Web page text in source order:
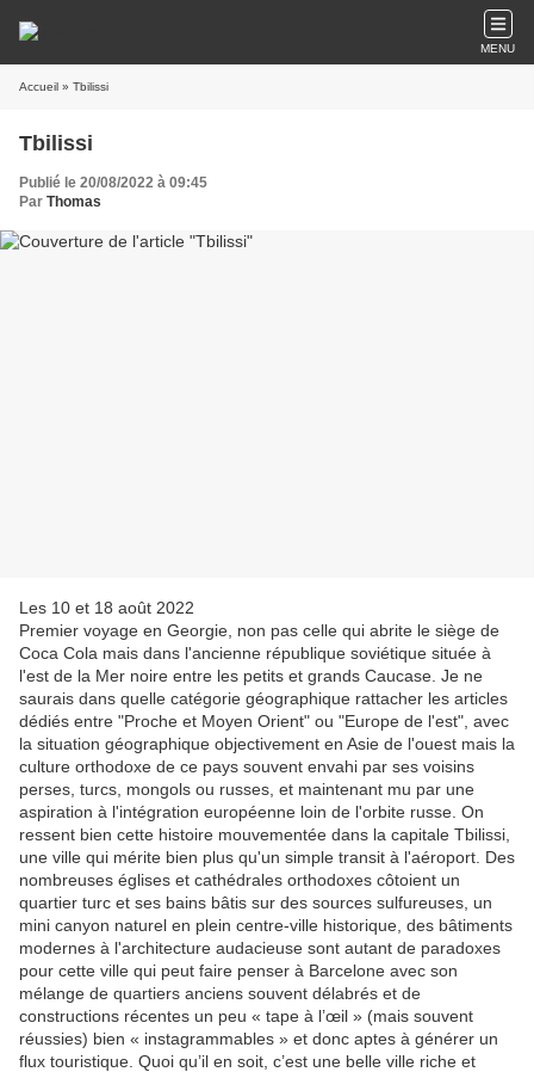
MENU
Accueil » Tbilissi
Tbilissi
Publié le 20/08/2022 à 09:45
Par Thomas
Les 10 et 18 août 2022
Premier voyage en Georgie, non pas celle qui abrite le siège de
Coca Cola mais dans l'ancienne république soviétique située à
l'est de la Mer noire entre les petits et grands Caucase. Je ne
saurais dans quelle catégorie géographique rattacher les articles
dédiés entre "Proche et Moyen Orient" ou "Europe de l'est", avec
la situation géographique objectivement en Asie de l'ouest mais la
culture orthodoxe de ce pays souvent envahi par ses voisins
perses, turcs, mongols ou russes, et maintenant mu par une
aspiration à l'intégration européenne loin de l'orbite russe. On
ressent bien cette histoire mouvementée dans la capitale Tbilissi,
une ville qui mérite bien plus qu'un simple transit à l'aéroport. Des
nombreuses églises et cathédrales orthodoxes côtoient un
quartier turc et ses bains bâtis sur des sources sulfureuses, un
mini canyon naturel en plein centre-ville historique, des bâtiments
modernes à l'architecture audacieuse sont autant de paradoxes
pour cette ville qui peut faire penser à Barcelone avec son
mélange de quartiers anciens souvent délabrés et de
constructions récentes un peu « tape à l’œil » (mais souvent
réussies) bien « instagrammables » et donc aptes à générer un
flux touristique. Quoi qu’il en soit, c’est une belle ville riche et